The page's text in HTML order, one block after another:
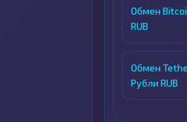
Обмен
RUB
Обмен
Рубли RUB